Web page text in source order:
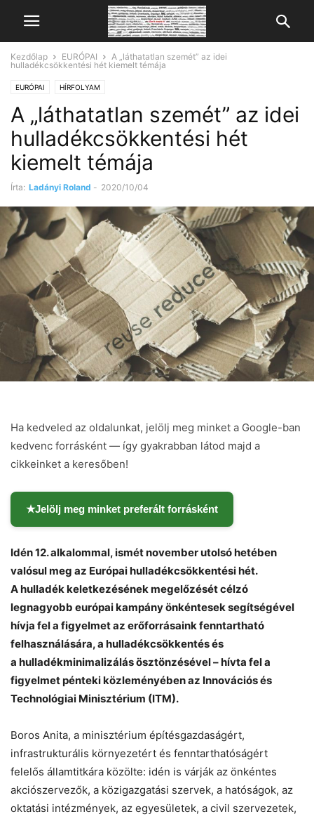
Kezdőlap EURÓPAI
A „láthatatlan szemét” az idei
hulladékcsökkentési hét kiemelt témája
EURÓPAI HÍRFOLYAM
A „láthatatlan szemét” az idei
hulladékcsökkentési hét
kiemelt témája
Írta: Ladányi Roland - 2020/10/04
Ha kedveled az oldalunkat, jelölj meg minket a Google-ban
kedvenc forrásként — így gyakrabban látod majd a
cikkeinket a keresőben!
★Jelölj meg minket preferált forrásként
Idén 12. alkalommal, ismét november utolsó hetében
valósul meg az Európai hulladékcsökkentési hét.
A hulladék keletkezésének megelőzését célzó
legnagyobb európai kampány önkéntesek segítségével
hívja fel a figyelmet az erőforrásaink fenntartható
felhasználására, a hulladékcsökkentés és
a hulladékminimalizálás ösztönzésével – hívta fel a
figyelmet pénteki közleményében az Innovációs és
Technológiai Minisztérium (ITM).
Boros Anita, a minisztérium építésgazdaságért,
infrastrukturális környezetért és fenntarthatóságért
felelős államtitkára közölte: idén is várják az önkéntes
akciószervezők, a közigazgatási szervek, a hatóságok, az
oktatási intézmények, az egyesületek, a civil szervezetek,
Helló! Miben segíthetek ma?